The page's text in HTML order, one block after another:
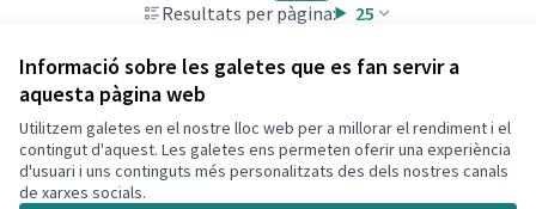
Informació sobre les galetes que es fan servir a
aquesta pàgina web
Utilitzem galetes en el nostre lloc web per a millorar el rendiment i el
contingut d'aquest. Les galetes ens permeten oferir una experiència
d'usuari i uns continguts més personalitzats des dels nostres canals
de xarxes socials.
Resultats per pàgina: 25
Termes i condicions d'ús
Configuració de les galetes
Decidim Calafell a X
Decidim Calafell a Facebook
Decidim Calafell a YouTube
Decidim Calafell a GitHub